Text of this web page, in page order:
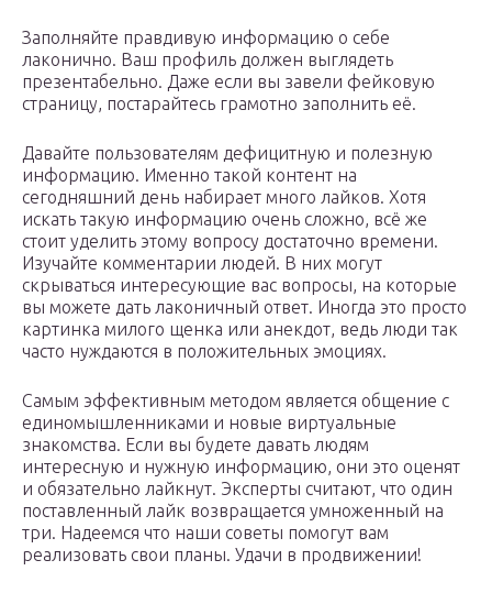
Заполняйте правдивую информацию о себе
лаконично. Ваш профиль должен выглядеть
презентабельно. Даже если вы завели фейковую
страницу, постарайтесь грамотно заполнить её.
Давайте пользователям дефицитную и полезную
информацию. Именно такой контент на
сегодняшний день набирает много лайков. Хотя
искать такую информацию очень сложно, всё же
стоит уделить этому вопросу достаточно времени.
Изучайте комментарии людей. В них могут
скрываться интересующие вас вопросы, на которые
вы можете дать лаконичный ответ. Иногда это просто
картинка милого щенка или анекдот, ведь люди так
часто нуждаются в положительных эмоциях.
Самым эффективным методом является общение с
единомышленниками и новые виртуальные
знакомства. Если вы будете давать людям
интересную и нужную информацию, они это оценят
и обязательно лайкнут. Эксперты считают, что один
поставленный лайк возвращается умноженный на
три. Надеемся что наши советы помогут вам
реализовать свои планы. Удачи в продвижении!